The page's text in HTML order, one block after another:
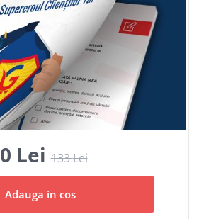
Lei133Lei
Adauga in cos